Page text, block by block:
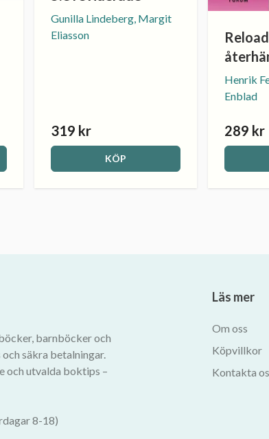
Gunilla Lindeberg, Margit
Eliasson
319 kr
KÖP
Henrik
Enblad
289 kr
barnböcker och
säkra betalningar.
och utvalda boktips –
8-18)
Läs mer
Om oss
Köpvillkor
Kontakta